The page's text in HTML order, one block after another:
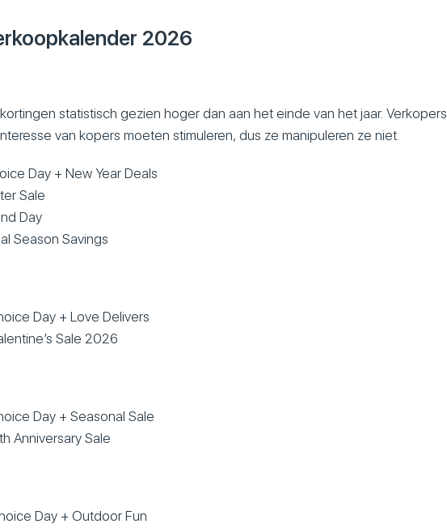
2026
statistisch gezien hoger dan aan het einde van het jaar. Verkopers
van kopers moeten stimuleren, dus ze manipuleren ze niet.
Day + New Year Deals
Sale
Day
Season Savings
Day + Love Delivers
Sale 2026
Day + Seasonal Sale
Anniversary Sale
Day + Outdoor Fun